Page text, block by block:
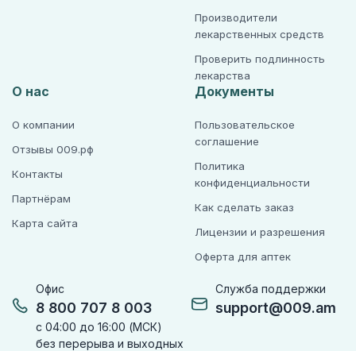
Офис
8 800 707 8 003
с 04:00 до 16:00 (МСК)
без перерыва и выходных
Служба поддержки
support@009.am
Производители
лекарственных средств
Проверить подлинность
лекарства
О нас
О компании
Отзывы 009.рф
Контакты
Партнёрам
Карта сайта
Документы
Пользовательское
соглашение
Политика
конфиденциальности
Как сделать заказ
Лицензии и разрешения
Оферта для аптек